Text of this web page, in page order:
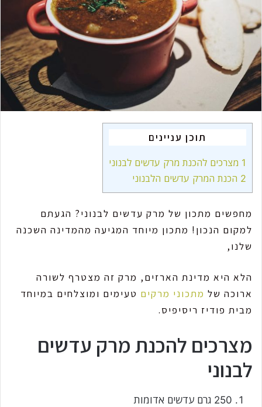
m
l
תוכן עניינים
1 מצרכים להכנת מרק עדשים לבנוני
2 הכנת המרק עדשים הלבנוני
מחפשים מתכון של מרק עדשים לבנוני? הגעתם
למקום הנכון! מתכון מיוחד המגיעה מהמדינה השכנה
שלנו,
הלא היא מדינת הארזים, מרק זה מצטרף לשורה
ארוכה של מתכוני מרקים טעימים ומוצלחים במיוחד
מבית פודיז ריסיפיס.
מצרכים להכנת מרק עדשים
לבנוני
250 גרם עדשים אדומות